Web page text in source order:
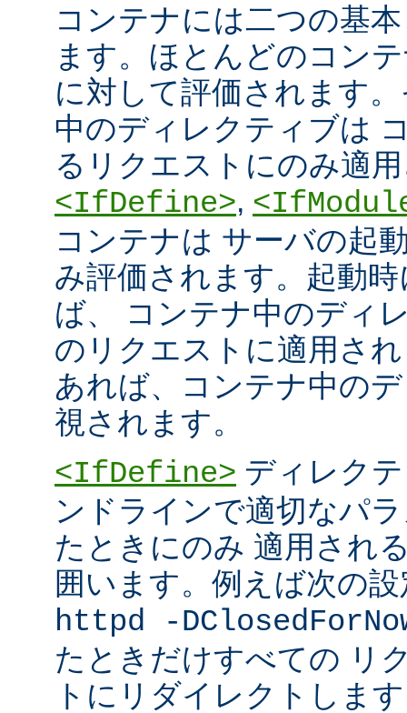
コンテナには二つの基
ます。ほとんどのコン
に対して評価されます
中のディレクティブは
るリクエストにのみ適
<IfDefine>,
コンテナは サーバの起
み評価されます。起動
ば、 コンテナ中のディ
のリクエストに適用さ
あれば、コンテナ中の
視されます。
<IfDefine> ディレク
ンドラインで適切なパ
たときにのみ 適用され
囲います。例えば次の
httpd -
たときだけすべての リ
トにリダイレクトしま